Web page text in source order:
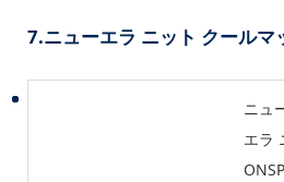
7.ニューエラ ニット クールマ
ニュ
エラ